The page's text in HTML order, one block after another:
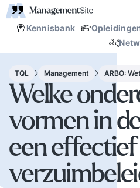
Kennisbank
TQL Management ARBO:
Welke
vormen in
een effectief